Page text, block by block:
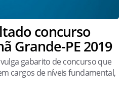
concurso
Grande-PE 2019
gabarito de concurso que
cargos de níveis fundamental,